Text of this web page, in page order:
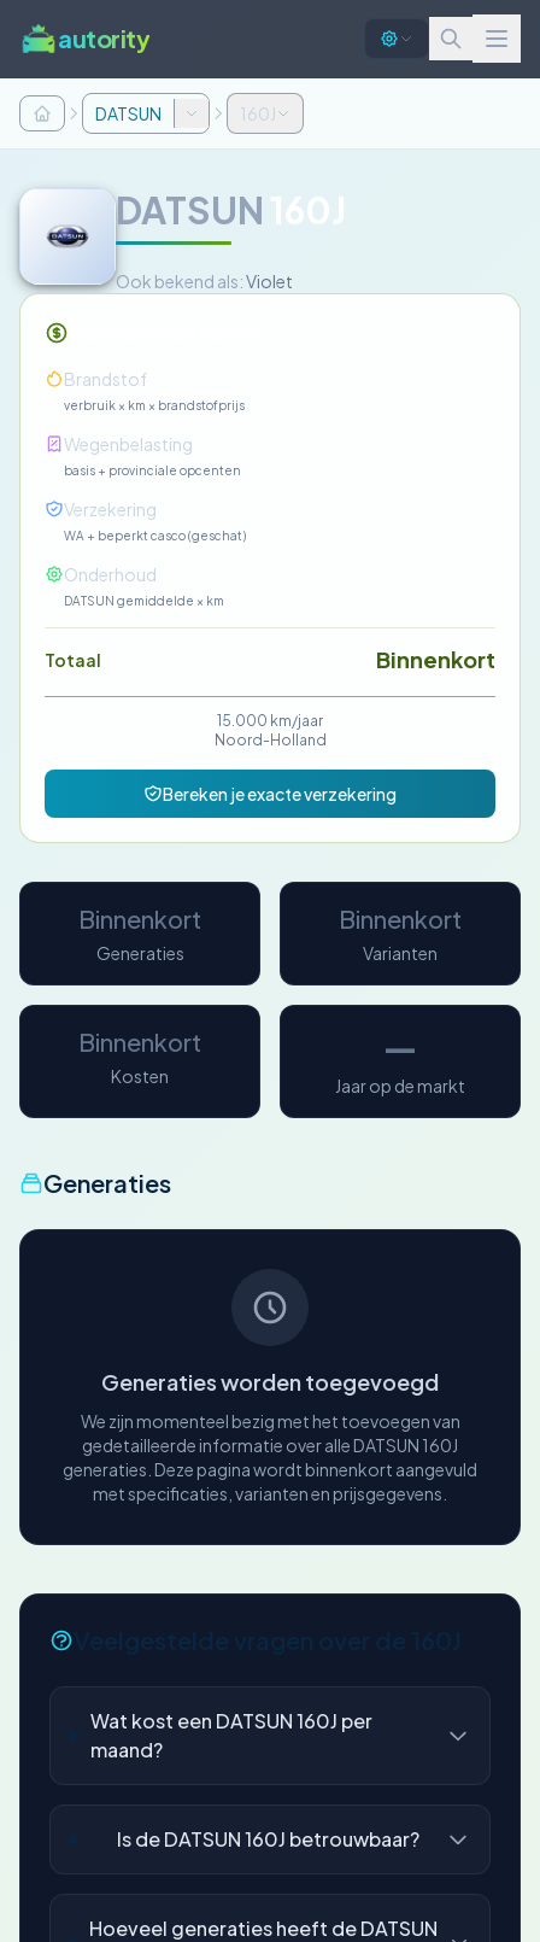
autority
DATSUN 160J
DATSUN 160J
Ook bekend als:Violet
Brandstof
verbruik × km × brandstofprijs
Wegenbelasting
basis + provinciale opcenten
Verzekering
WA + beperkt casco (geschat)
Onderhoud
DATSUN gemiddelde × km
Totaal Binnenkort
15.000 km/jaar
Noord-Holland
Bereken je exacte verzekering
Binnenkort
Generaties
Binnenkort
Varianten
Binnenkort
Kosten
—
Jaar op de markt
Generaties
Generaties worden toegevoegd
We zijn momenteel bezig met het toevoegen van
gedetailleerde informatie over alle DATSUN 160J
generaties. Deze pagina wordt binnenkort aangevuld
met specificaties, varianten en prijsgegevens.
Wat kost een DATSUN 160J per
maand?
Is de DATSUN 160J betrouwbaar?
Hoeveel generaties heeft de DATSUN